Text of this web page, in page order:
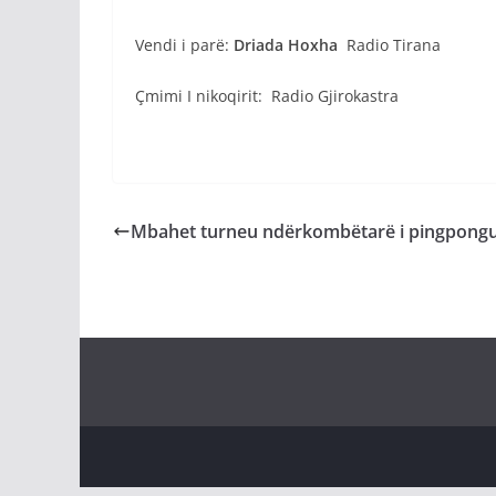
Vendi i parë: Driada Hoxha Radio Tirana
Çmimi I nikoqirit: Radio Gjirokastra
Mbahet turneu ndërkombëtarë i